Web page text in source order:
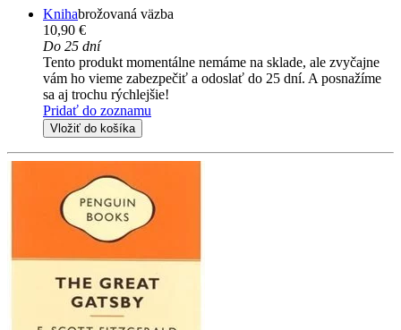
Knihabrožovaná väzba
10,90 €
Do 25 dní
Tento produkt momentálne nemáme na sklade, ale zvyčajne
vám ho vieme zabezpečiť a odoslať do 25 dní. A posnažíme
sa aj trochu rýchlejšie!
Pridať do zoznamu
Vložiť do košíka